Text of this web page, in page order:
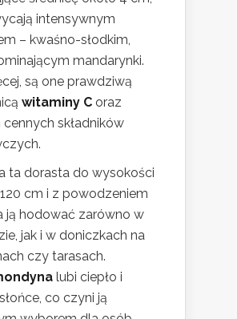
intensywnym
– kwaśno-słodkim,
mandarynki.
są one prawdziwą
witaminy C oraz
cennych składników
ta dorasta do wysokości
cm i z powodzeniem
ją hodować zarówno w
jak i w doniczkach na
czy tarasach.
lubi ciepło i
co czyni ją